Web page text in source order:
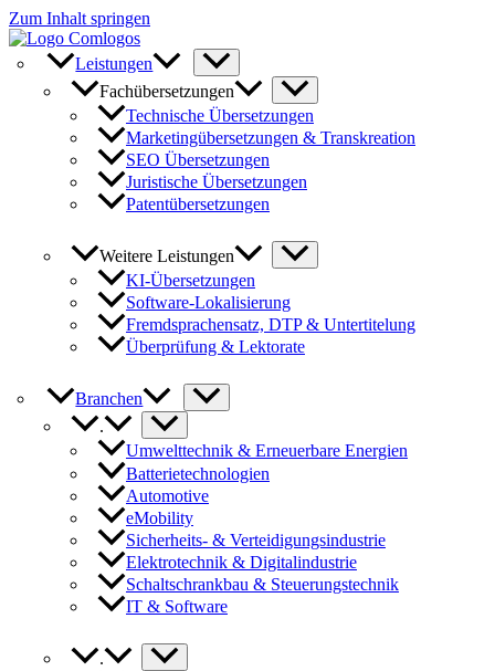
Zum Inhalt springen
Leistungen
Fachübersetzungen
Technische Übersetzungen
Marketingübersetzungen & Transkreation
SEO Übersetzungen
Juristische Übersetzungen
Patentübersetzungen
Weitere Leistungen
KI-Übersetzungen
Software-Lokalisierung
Fremdsprachensatz, DTP & Untertitelung
Überprüfung & Lektorate
Branchen
.
Umwelttechnik & Erneuerbare Energien
Batterietechnologien
Automotive
eMobility
Sicherheits- & Verteidigungsindustrie
Elektrotechnik & Digitalindustrie
Schaltschrankbau & Steuerungstechnik
IT & Software
.